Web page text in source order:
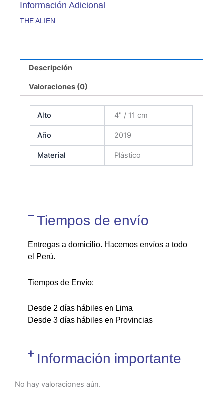
Información Adicional
THE ALIEN
Descripción
Valoraciones (0)
Alto 4" / 11 cm
Año 2019
Material Plástico
Tiempos de envío
Entregas a domicilio. Hacemos envíos a todo
el Perú.
Tiempos de Envío:
Desde 2 días hábiles en Lima
Desde 3 días hábiles en Provincias
Información importante
No hay valoraciones aún.